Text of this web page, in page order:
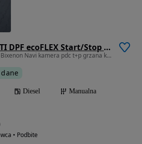
Opel Astra 1.7 CDTI DPF ecoFLEX Start/Stop 99g Exklusiv
1686 cm3 • 110 KM • Lift Bixenon Navi kamera pdc t+p grzana kierownica
Diesel
Manualna
• Podbite